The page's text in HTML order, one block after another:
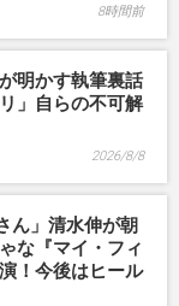
8時間前
明かす執筆裏話
」自らの不可解
2026/8/8
ん」清水伸が朝
な『マイ・フィ
！今後はヒール